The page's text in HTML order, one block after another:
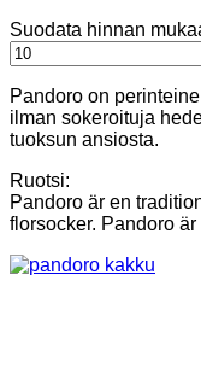
Suodata hinnan
Minimihinta
Pandoro on
ilman sokeroituja
tuoksun ansiosta.
Ruotsi:
Pandoro är en
florsocker. Pandoro